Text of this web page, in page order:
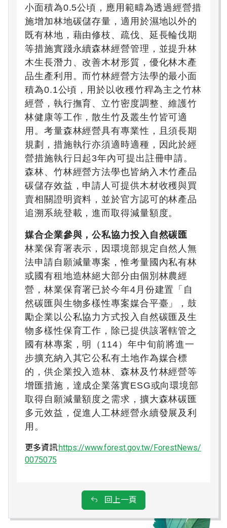
小面積為0.5公頃，應用範疇為透過經營措
施增加林地碳儲存量，適用於濕地以外的
既有林地，藉由修枝、疏伐、延長輪伐期
等措施實踐永續森林經營管理，並提升林
木生長潛力、改善木材形質，優化林木產
品生產利用。而竹林經營方法學的最小面
積為0.1公頃，用於以收穫竹稈為主之竹林
經營，執行撫育、立竹密度調整、維護竹
林健康等工作，散生竹及叢生竹皆可適
用。考量森林經營具有專業性，且須長期
規劃，措施執行亦須適時適種，因此於經
營措施執行日起3年內可提出註冊申請。
森林、竹林經營方法學也皆納入木竹產品
碳儲存效益，申請人可提供木材收穫與買
賣相關證明資料，並於官方認可的林產品
追溯系統登載，進而取得減量額度。
媒合企業參與，公私協力投入自然碳匯
林業保育署表示，因環境部規定自然人無
法申請自願減量專案，惟考量國內私有林
或國有租地造林絕大部分由個別林農經
營，林業保育署已於今年4月份建置「自
然碳匯與生物多樣性專案媒合平臺」，鼓
勵企業以公私協力方式投入自然碳匯及生
物多樣性保育工作，除已提供該署轄管之
國有林專案，明（114）年中旬前將進一
步擴充納入其它公私有土地作為媒合標
的，供企業投入造林、森林及竹林經營等
增匯措施，達成企業落實ESG或向環境部
取得自願減量額度之需求，擴大森林碳匯
多元效益，促進人工林經營永續發展及利
用。
更多資訊:https://www.forest.gov.tw/ForestNews/
0075075
回上一頁